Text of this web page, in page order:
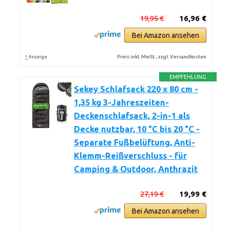
16,96 €
19,95 €
Bei Amazon ansehen
* Anzeige Preis inkl. MwSt., zzgl. Versandkosten
EMPFEHLUNG
Sekey Schlafsack 220 x 80 cm -
1,35 kg 3-Jahreszeiten-
Deckenschlafsack, 2-in-1 als
Decke nutzbar, 10 °C bis 20 °C -
Separate Fußbelüftung, Anti-
Klemm-Reißverschluss - für
Camping & Outdoor, Anthrazit
19,99 €
27,19 €
Bei Amazon ansehen